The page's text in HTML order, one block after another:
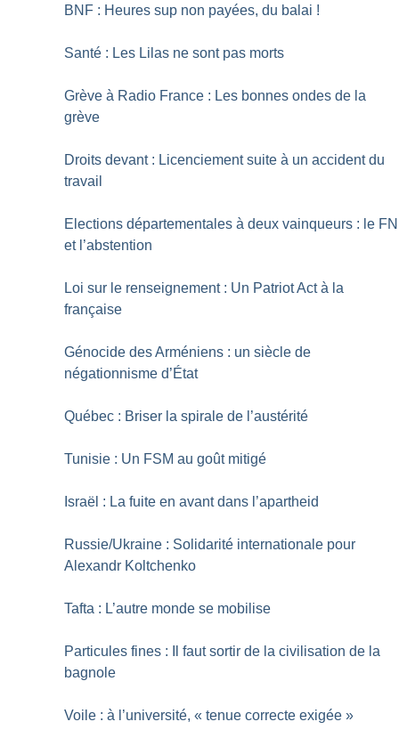
BNF : Heures sup non payées, du balai !
Santé : Les Lilas ne sont pas morts
Grève à Radio France : Les bonnes ondes de la
grève
Droits devant : Licenciement suite à un accident du
travail
Elections départementales à deux vainqueurs : le FN
et l’abstention
Loi sur le renseignement : Un Patriot Act à la
française
Génocide des Arméniens : un siècle de
négationnisme d’État
Québec : Briser la spirale de l’austérité
Tunisie : Un FSM au goût mitigé
Israël : La fuite en avant dans l’apartheid
Russie/Ukraine : Solidarité internationale pour
Alexandr Koltchenko
Tafta : L’autre monde se mobilise
Particules fines : Il faut sortir de la civilisation de la
bagnole
Voile : à l’université, « tenue correcte exigée »